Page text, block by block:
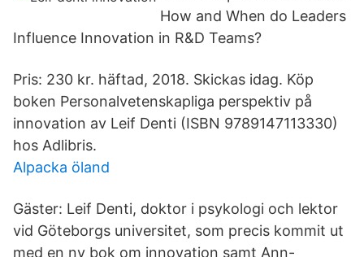
How and When do Leaders
Influence Innovation in R&D Teams?
Pris: 230 kr. häftad, 2018. Skickas idag. Köp
boken Personalvetenskapliga perspektiv på
innovation av Leif Denti (ISBN 9789147113330)
hos Adlibris.
Alpacka öland
Gäster: Leif Denti, doktor i psykologi och lektor
vid Göteborgs universitet, som precis kommit ut
med en ny bok om innovation samt Ann-